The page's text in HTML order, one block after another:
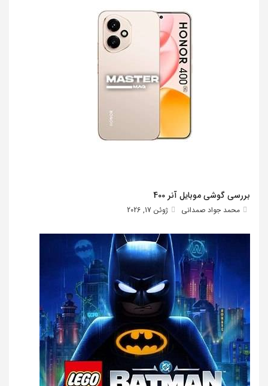
بررسی گوشی موبایل آنر 400
محمد جواد صمدانی ژوئن 17, 2026